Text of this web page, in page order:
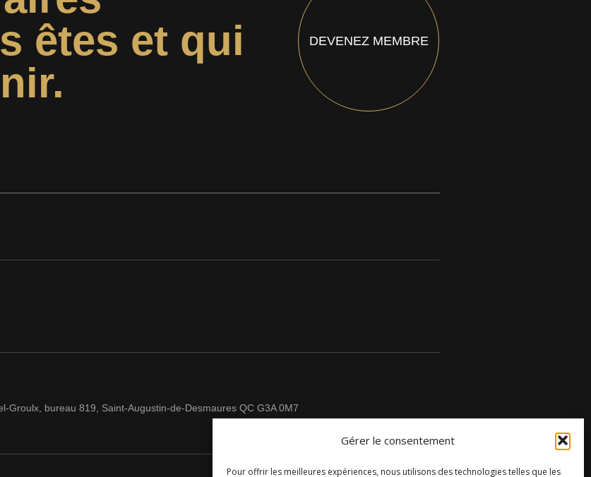
Gérer le consentement
Pour offrir les meilleures expériences, nous utilisons des technologies telles que les
êtes et qui
DEVENEZ MEMBRE
Groulx, bureau 819, Saint-Augustin-de-Desmaures QC G3A 0M7